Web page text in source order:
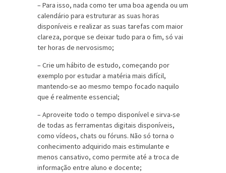
– Para isso, nada como ter uma boa agenda ou um
calendário para estruturar as suas horas
disponíveis e realizar as suas tarefas com maior
clareza, porque se deixar tudo para o fim, só vai
ter horas de nervosismo;
– Crie um hábito de estudo, começando por
exemplo por estudar a matéria mais difícil,
mantendo-se ao mesmo tempo focado naquilo
que é realmente essencial;
– Aproveite todo o tempo disponível e sirva-se
de todas as ferramentas digitais disponíveis,
como vídeos, chats ou fóruns. Não só torna o
conhecimento adquirido mais estimulante e
menos cansativo, como permite até a troca de
informação entre aluno e docente;